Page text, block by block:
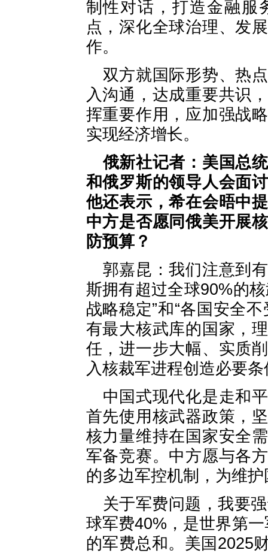
制性对话，打造金融服
点，深化全球治理、发
作。
双方就国际形势、热
入沟通，达成重要共识
挥重要作用，应加强战
实现经济增长。
俄新社记者：美国总
和俄罗斯的领导人会面
他还表示，希在会晤中
中方是否愿同俄美开展
防预算？
郭嘉昆：我们注意到
斯拥有超过全球90%的
战略稳定”和“各国安全
有最大核武库的国家，
任，进一步大幅、实质
入核裁军进程创造必要
中国式现代化是走和
首先使用核武器政策，
核力量维持在国家安全
军备竞赛。中方愿与各
的多边军控机制，为维
关于军费问题，我要
球军费40%，是世界第
的军费总和。美国2025